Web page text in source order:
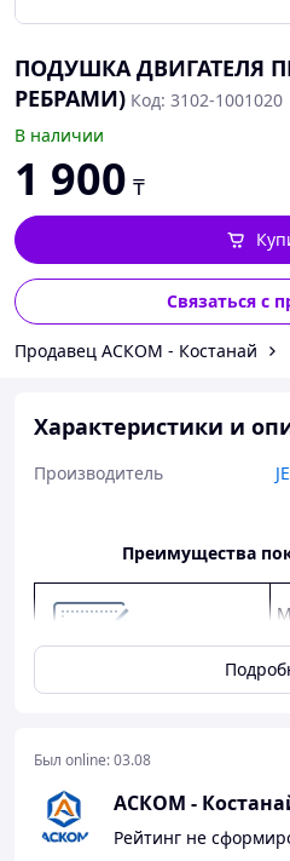
ПОДУШКА ДВИГАТЕЛЯ
РЕБРАМИ) Код: 3102-1001020
В наличии
1 900 ₸
Связаться с
Продавец АСКОМ - Костанай
Характеристики и
Производитель
Преимущества
Был online:03.08
АСКОМ -
Рейтинг не